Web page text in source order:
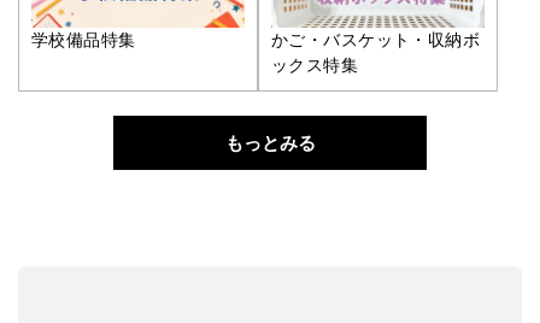
学校備品特集
かご・バスケット・収納ボ
ックス特集
もっとみる